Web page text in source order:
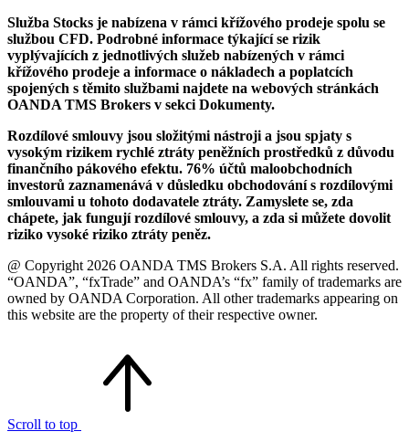
Služba Stocks je nabízena v rámci křížového prodeje spolu se
službou CFD. Podrobné informace týkající se rizik
vyplývajících z jednotlivých služeb nabízených v rámci
křížového prodeje a informace o nákladech a poplatcích
spojených s těmito službami najdete na webových stránkách
OANDA TMS Brokers v sekci Dokumenty.
Rozdílové smlouvy jsou složitými nástroji a jsou spjaty s
vysokým rizikem rychlé ztráty peněžních prostředků z důvodu
finančního pákového efektu. 76% účtů maloobchodních
investorů zaznamenává v důsledku obchodování s rozdílovými
smlouvami u tohoto dodavatele ztráty. Zamyslete se, zda
chápete, jak fungují rozdílové smlouvy, a zda si můžete dovolit
riziko vysoké riziko ztráty peněz.
@ Copyright 2026 OANDA TMS Brokers S.A. All rights reserved.
“OANDA”, “fxTrade” and OANDA’s “fx” family of trademarks are
owned by OANDA Corporation. All other trademarks appearing on
this website are the property of their respective owner.
Scroll to top